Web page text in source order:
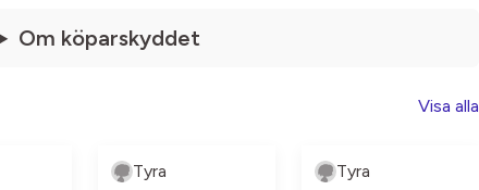
Om köparskyddet
Visa alla
Tyra Tyra